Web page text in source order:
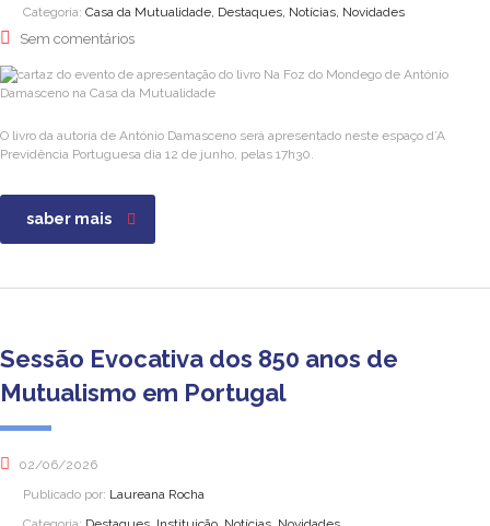
Categoria: Casa da Mutualidade, Destaques, Notícias, Novidades
Sem comentários
O livro da autoria de António Damasceno será apresentado neste espaço d’A
Previdência Portuguesa dia 12 de junho, pelas 17h30.
saber mais
Sessão Evocativa dos 850 anos de
Mutualismo em Portugal
02/06/2026
Publicado por: Laureana Rocha